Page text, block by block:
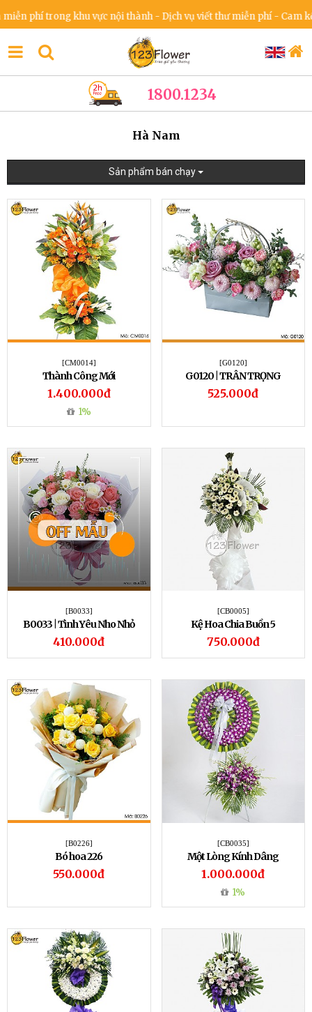
trong khu vực nội thành - Dịch vụ viết thư miễn phí - Cam kết
1800.1234
Hà Nam
Sản phẩm bán chạy
[CM0014]
Thành Công Mới
1.400.000đ
1%
[G0120]
G0120 | TRÂN TRỌNG
525.000đ
[B0033]
B0033 | Tình Yêu Nho Nhỏ
410.000đ
[CB0005]
Kệ Hoa Chia Buồn 5
750.000đ
[B0226]
Bó hoa 226
550.000đ
[CB0035]
Một Lòng Kính Dâng
1.000.000đ
1%